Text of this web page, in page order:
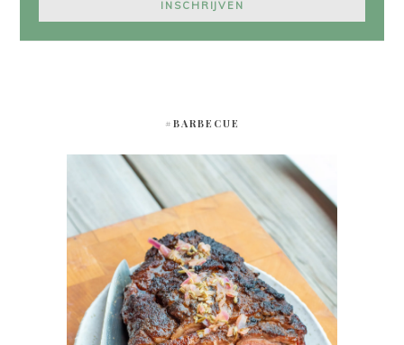
#BARBECUE